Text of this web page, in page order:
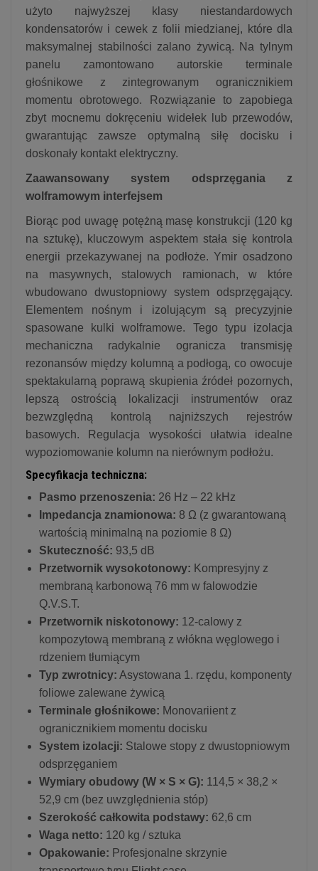
użyto najwyższej klasy niestandardowych
kondensatorów i cewek z folii miedzianej, które dla
maksymalnej stabilności zalano żywicą. Na tylnym
panelu zamontowano autorskie terminale
głośnikowe z zintegrowanym ogranicznikiem
momentu obrotowego. Rozwiązanie to zapobiega
zbyt mocnemu dokręceniu widełek lub przewodów,
gwarantując zawsze optymalną siłę docisku i
doskonały kontakt elektryczny.
Zaawansowany system odsprzęgania z
wolframowym interfejsem
Biorąc pod uwagę potężną masę konstrukcji (120 kg
na sztukę), kluczowym aspektem stała się kontrola
energii przekazywanej na podłoże. Ymir osadzono
na masywnych, stalowych ramionach, w które
wbudowano dwustopniowy system odsprzęgający.
Elementem nośnym i izolującym są precyzyjnie
spasowane kulki wolframowe. Tego typu izolacja
mechaniczna radykalnie ogranicza transmisję
rezonansów między kolumną a podłogą, co owocuje
spektakularną poprawą skupienia źródeł pozornych,
lepszą ostrością lokalizacji instrumentów oraz
bezwzględną kontrolą najniższych rejestrów
basowych. Regulacja wysokości ułatwia idealne
wypoziomowanie kolumn na nierównym podłożu.
Specyfikacja techniczna:
Pasmo przenoszenia: 26 Hz – 22 kHz
Impedancja znamionowa: 8 Ω (z gwarantowaną
wartością minimalną na poziomie 8 Ω)
Skuteczność: 93,5 dB
Przetwornik wysokotonowy: Kompresyjny z
membraną karbonową 76 mm w falowodzie
Q.V.S.T.
Przetwornik niskotonowy: 12-calowy z
kompozytową membraną z włókna węglowego i
rdzeniem tłumiącym
Typ zwrotnicy: Asystowana 1. rzędu, komponenty
foliowe zalewane żywicą
Terminale głośnikowe: Monovariient z
ogranicznikiem momentu docisku
System izolacji: Stalowe stopy z dwustopniowym
odsprzęganiem
Wymiary obudowy (W × S × G): 114,5 × 38,2 ×
52,9 cm (bez uwzględnienia stóp)
Szerokość całkowita podstawy: 62,6 cm
Waga netto: 120 kg / sztuka
Opakowanie: Profesjonalne skrzynie